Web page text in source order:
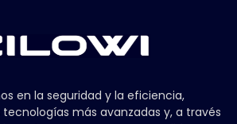
en la seguridad y la eficiencia,
más avanzadas y, a través